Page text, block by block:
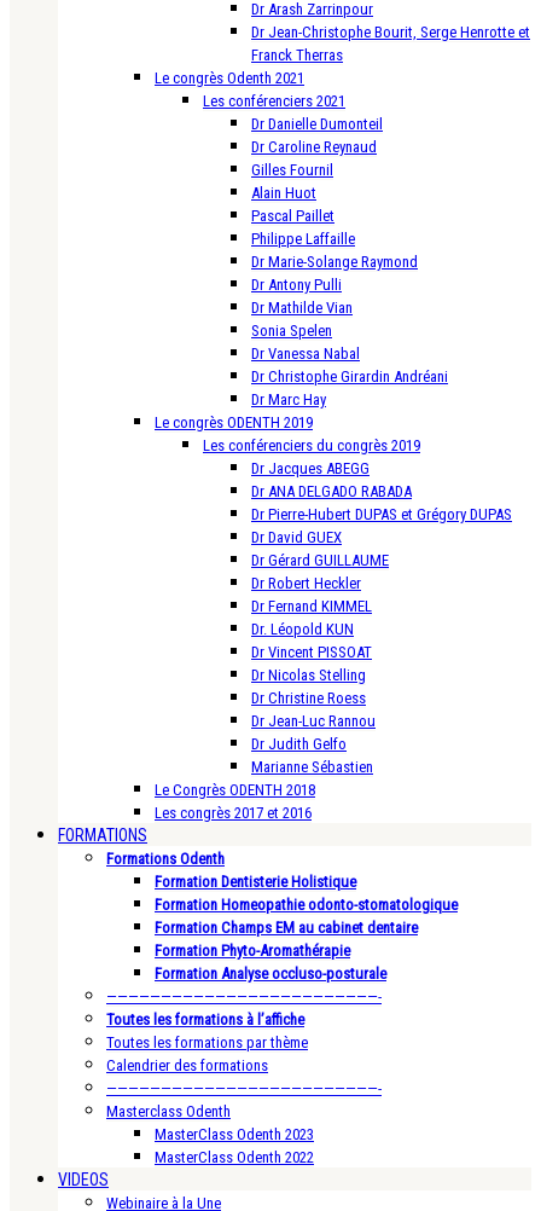
Dr Arash Zarrinpour
Dr Jean-Christophe Bourit, Serge Henrotte et
Franck Therras
Le congrès Odenth 2021
Les conférenciers 2021
Dr Danielle Dumonteil
Dr Caroline Reynaud
Gilles Fournil
Alain Huot
Pascal Paillet
Philippe Laffaille
Dr Marie-Solange Raymond
Dr Antony Pulli
Dr Mathilde Vian
Sonia Spelen
Dr Vanessa Nabal
Dr Christophe Girardin Andréani
Dr Marc Hay
Le congrès ODENTH 2019
Les conférenciers du congrès 2019
Dr Jacques ABEGG
Dr ANA DELGADO RABADA
Dr Pierre-Hubert DUPAS et Grégory DUPAS
Dr David GUEX
Dr Gérard GUILLAUME
Dr Robert Heckler
Dr Fernand KIMMEL
Dr. Léopold KUN
Dr Vincent PISSOAT
Dr Nicolas Stelling
Dr Christine Roess
Dr Jean-Luc Rannou
Dr Judith Gelfo
Marianne Sébastien
Le Congrès ODENTH 2018
Les congrès 2017 et 2016
FORMATIONS
Formations Odenth
Formation Dentisterie Holistique
Formation Homeopathie odonto-stomatologique
Formation Champs EM au cabinet dentaire
Formation Phyto-Aromathérapie
Formation Analyse occluso-posturale
—————————————————————————-
Toutes les formations à l’affiche
Toutes les formations par thème
Calendrier des formations
—————————————————————————-
Masterclass Odenth
MasterClass Odenth 2023
MasterClass Odenth 2022
VIDEOS
Webinaire à la Une